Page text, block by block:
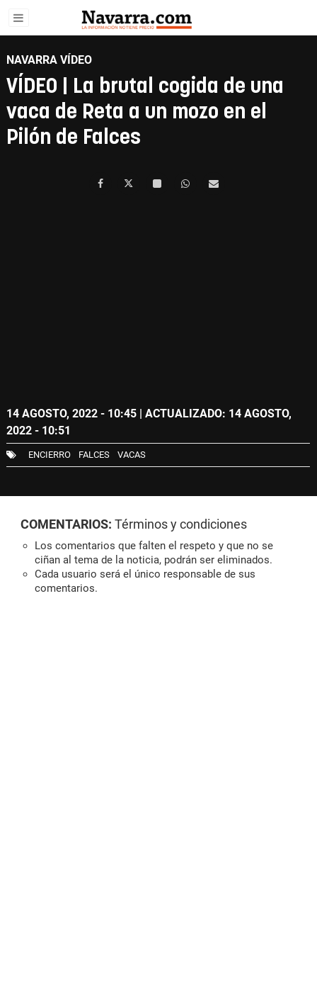
NAVARRA VÍDEO
VÍDEO | La brutal cogida de una
vaca de Reta a un mozo en el
Pilón de Falces
14 AGOSTO, 2022 - 10:45 | ACTUALIZADO: 14 AGOSTO,
2022 - 10:51
ENCIERRO FALCES VACAS
COMENTARIOS: Términos y condiciones
Los comentarios que falten el respeto y que no se
ciñan al tema de la noticia, podrán ser eliminados.
Cada usuario será el único responsable de sus
comentarios.